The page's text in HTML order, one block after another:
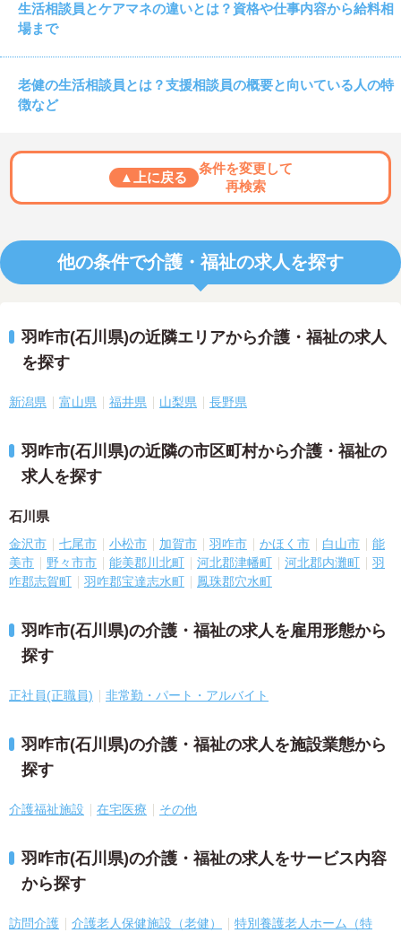
生活相談員とケアマネの違いとは？資格や仕事内容から給料相
場まで
老健の生活相談員とは？支援相談員の概要と向いている人の特
徴など
▲上に戻る
条件を変更して
再検索
他の条件で介護・福祉の求人を探す
羽咋市(石川県)の近隣エリアから介護・福祉の求人
を探す
新潟県 富山県 福井県 山梨県 長野県
羽咋市(石川県)の近隣の市区町村から介護・福祉の
求人を探す
石川県
金沢市 七尾市 小松市 加賀市 羽咋市 かほく市 白山市
能
美市
野々市市 能美郡川北町 河北郡津幡町 河北郡内灘町
羽
咋郡志賀町
羽咋郡宝達志水町 鳳珠郡穴水町
羽咋市(石川県)の介護・福祉の求人を雇用形態から
探す
正社員(正職員) 非常勤・パート・アルバイト
羽咋市(石川県)の介護・福祉の求人を施設業態から
探す
介護福祉施設 在宅医療 その他
羽咋市(石川県)の介護・福祉の求人をサービス内容
から探す
訪問介護 介護老人保健施設（老健） 特別養護老人ホーム（特